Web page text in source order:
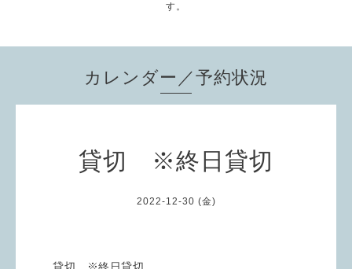
す。
カレンダー／予約状況
貸切 ※終日貸切
2022-12-30 (金)